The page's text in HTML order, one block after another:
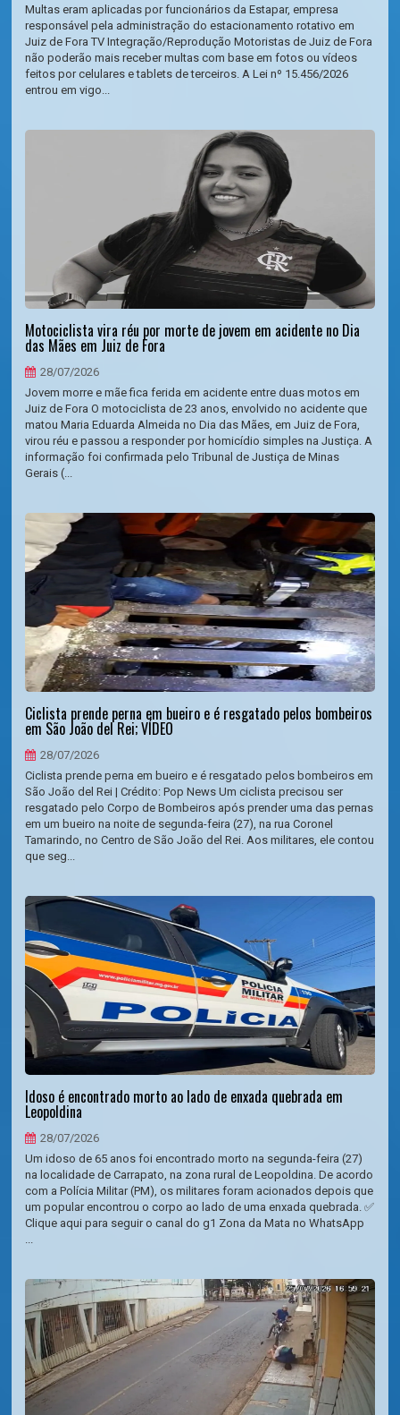
Multas eram aplicadas por funcionários da Estapar, empresa
responsável pela administração do estacionamento rotativo em
Juiz de Fora TV Integração/Reprodução Motoristas de Juiz de Fora
não poderão mais receber multas com base em fotos ou vídeos
feitos por celulares e tablets de terceiros. A Lei nº 15.456/2026
entrou em vigo...
Motociclista vira réu por morte de jovem em acidente no Dia
das Mães em Juiz de Fora
28/07/2026
Jovem morre e mãe fica ferida em acidente entre duas motos em
Juiz de Fora O motociclista de 23 anos, envolvido no acidente que
matou Maria Eduarda Almeida no Dia das Mães, em Juiz de Fora,
virou réu e passou a responder por homicídio simples na Justiça. A
informação foi confirmada pelo Tribunal de Justiça de Minas
Gerais (...
Ciclista prende perna em bueiro e é resgatado pelos bombeiros
em São João del Rei; VÍDEO
28/07/2026
Ciclista prende perna em bueiro e é resgatado pelos bombeiros em
São João del Rei | Crédito: Pop News Um ciclista precisou ser
resgatado pelo Corpo de Bombeiros após prender uma das pernas
em um bueiro na noite de segunda-feira (27), na rua Coronel
Tamarindo, no Centro de São João del Rei. Aos militares, ele contou
que seg...
Idoso é encontrado morto ao lado de enxada quebrada em
Leopoldina
28/07/2026
Um idoso de 65 anos foi encontrado morto na segunda-feira (27)
na localidade de Carrapato, na zona rural de Leopoldina. De acordo
com a Polícia Militar (PM), os militares foram acionados depois que
um popular encontrou o corpo ao lado de uma enxada quebrada. ✅
Clique aqui para seguir o canal do g1 Zona da Mata no WhatsApp
...